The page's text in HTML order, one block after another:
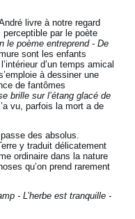
livre à notre regard
perceptible par le poète
le poème entreprend - De
sont les enfants
d’un temps amical
à dessiner une
de fantômes
brille sur l’étang glacé de
vu, parfois la mort a de
des absolus.
y traduit délicatement
ordinaire dans la nature
qu’on prend rarement
- L’herbe est tranquille -